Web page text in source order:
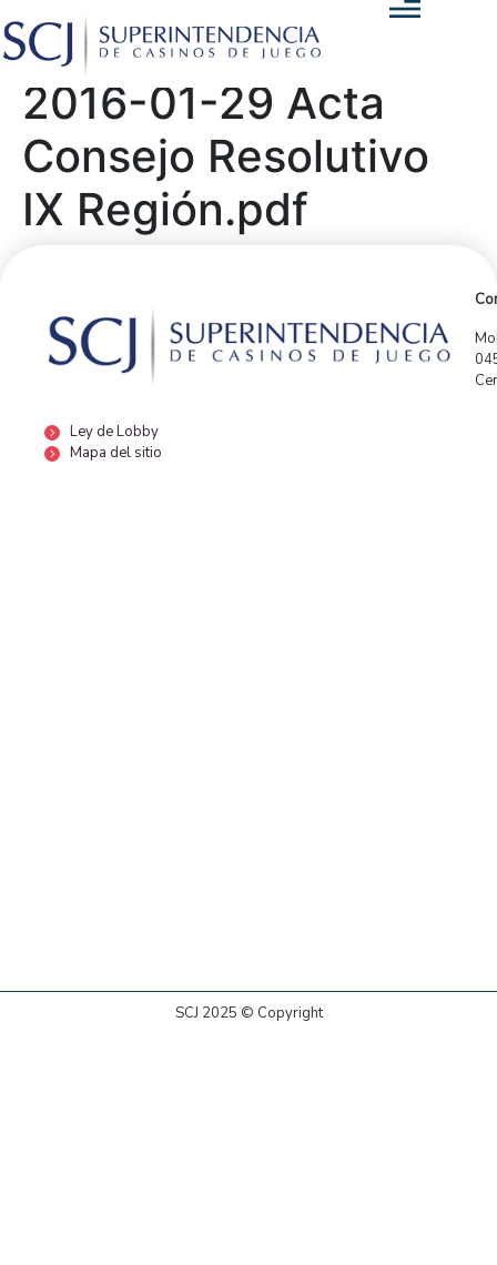
2016-01-29 Acta
Consejo Resolutivo
IX Región.pdf
Ley de Lobby
Mapa del sitio
SCJ 2025 © Copyright